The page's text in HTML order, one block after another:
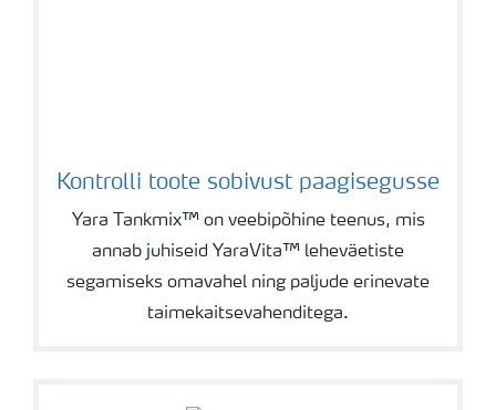
Kontrolli toote sobivust paagisegusse
Yara Tankmix™ on veebipõhine teenus, mis
annab juhiseid YaraVita™ leheväetiste
segamiseks omavahel ning paljude erinevate
taimekaitsevahenditega.